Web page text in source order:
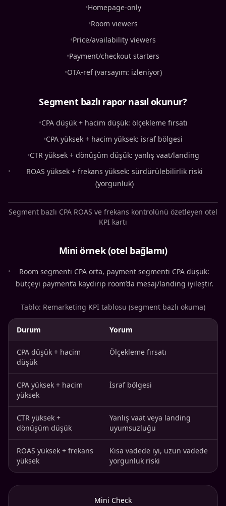
•Homepage-only
•Room viewers
•Price/availability viewers
•Payment/checkout starters
•OTA-ref (varsayım: izleniyor)
Segment bazlı rapor nasıl okunur?
•CPA düşük + hacim düşük: ölçekleme fırsatı
•CPA yüksek + hacim yüksek: israf bölgesi
•CTR yüksek + dönüşüm düşük: yanlış vaat/landing
•
ROAS yüksek + frekans yüksek: sürdürülebilirlik riski
(yorgunluk)
Segment bazlı CPA ROAS ve frekans kontrolünü özetleyen otel
KPI kartı
Mini örnek (otel bağlamı)
•
Room segmenti CPA orta, payment segmenti CPA düşük:
bütçeyi payment’a kaydırıp room’da mesaj/landing iyileştir.
Tablo: Remarketing KPI tablosu (segment bazlı okuma)
Durum Yorum
CPA düşük + hacim
düşük
Ölçekleme fırsatı
CPA yüksek + hacim
yüksek
İsraf bölgesi
CTR yüksek +
dönüşüm düşük
Yanlış vaat veya landing
uyumsuzluğu
ROAS yüksek + frekans
yüksek
Kısa vadede iyi, uzun vadede
yorgunluk riski
Mini Check